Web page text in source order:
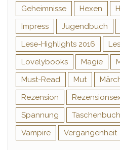
Geheimnisse
Hexen
Impress
Jugendbuch
Lese-Highlights 2016
Lovelybooks
Magie
Must-Read
Mut
Rezension
Spannung
Taschenbuch
Vampire
Vergangenheit